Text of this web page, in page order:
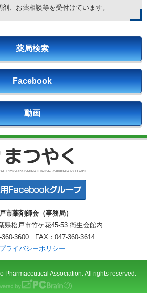
、お薬相談等を受付けています。
薬局検索
Facebook
動画
市薬剤師会（事務局）
県松戸市竹ケ花45-53 衛生会館内
360-3600 FAX：047-360-3614
プライバシーポリシー
Pharmaceutical Association. All rights reserved.